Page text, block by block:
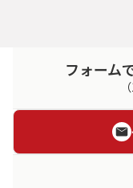
フォーム